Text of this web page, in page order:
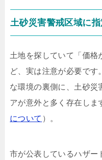
土砂災害警戒区域に
土地を探していて「価格
ど、実は注意が必要で
な環境の裏側に、土砂災
アが意外と多く存在しま
について ）。
市が公表しているハザー